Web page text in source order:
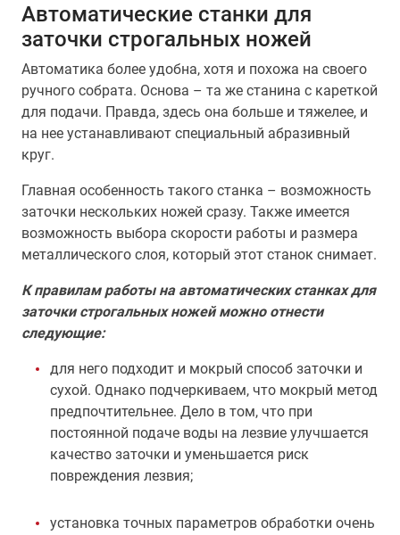
Автоматические станки для
заточки строгальных ножей
Автоматика более удобна, хотя и похожа на своего
ручного собрата. Основа – та же станина с кареткой
для подачи. Правда, здесь она больше и тяжелее, и
на нее устанавливают специальный абразивный
круг.
Главная особенность такого станка – возможность
заточки нескольких ножей сразу. Также имеется
возможность выбора скорости работы и размера
металлического слоя, который этот станок снимает.
К правилам работы на автоматических станках для
заточки строгальных ножей можно отнести
следующие:
для него подходит и мокрый способ заточки и
сухой. Однако подчеркиваем, что мокрый метод
предпочтительнее. Дело в том, что при
постоянной подаче воды на лезвие улучшается
качество заточки и уменьшается риск
повреждения лезвия;
установка точных параметров обработки очень